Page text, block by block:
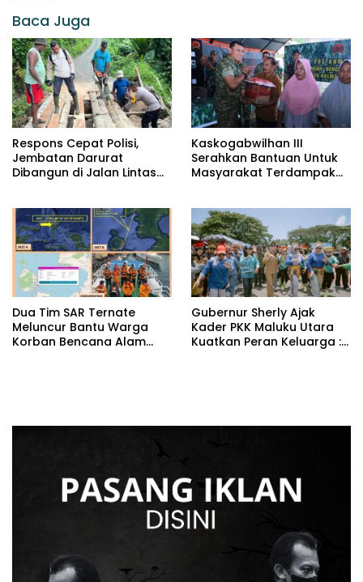
Baca Juga
Respons Cepat Polisi,
Jembatan Darurat
Dibangun di Jalan Lintas
Kaskogabwilhan III
Serahkan Bantuan Untuk
Masyarakat Terdampak
Dua Tim SAR Ternate
Meluncur Bantu Warga
Korban Bencana Alam
Gubernur Sherly Ajak
Kader PKK Maluku Utara
Kuatkan Peran Keluarga :